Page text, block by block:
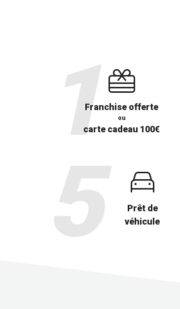
Franchise offerte
ou
carte cadeau 100€
Prêt de
véhicule